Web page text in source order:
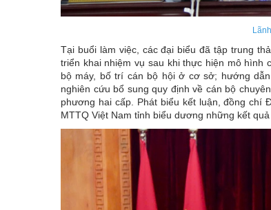
Tại buổi làm việc, các đại biểu đã tập trung
triển khai nhiệm vụ sau khi thực hiện mô hình
bộ máy, bố trí cán bộ hội ở cơ sở; hướng
nghiên cứu bổ sung quy định về cán bộ
phương hai cấp. Phát biểu kết luận, đồng chí
MTTQ Việt Nam tỉnh biểu dương những kết